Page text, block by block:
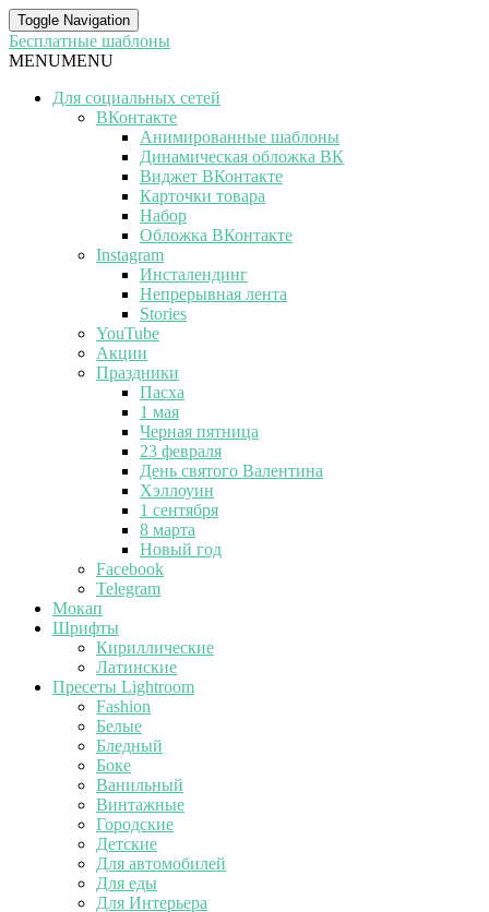
Toggle Navigation
Бесплатные шаблоны
MENUMENU
Для социальных сетей
ВКонтакте
Анимированные шаблоны
Динамическая обложка ВК
Виджет ВКонтакте
Карточки товара
Набор
Обложка ВКонтакте
Instagram
Инсталендинг
Непрерывная лента
Stories
YouTube
Акции
Праздники
Пасха
1 мая
Черная пятница
23 февраля
День святого Валентина
Хэллоуин
1 сентября
8 марта
Новый год
Facebook
Telegram
Мокап
Шрифты
Кириллические
Латинские
Пресеты Lightroom
Fashion
Белые
Бледный
Боке
Ванильный
Винтажные
Городские
Детские
Для автомобилей
Для еды
Для Интерьера